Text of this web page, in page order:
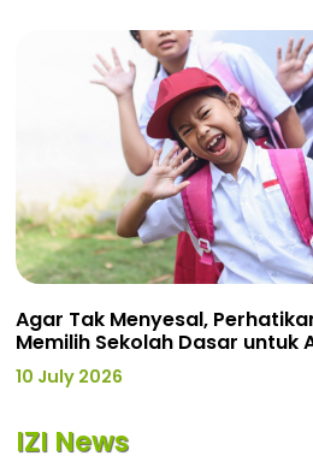
Agar Tak Menyesal,
Memilih Sekolah Dasar untuk
10 July 2026
IZI News